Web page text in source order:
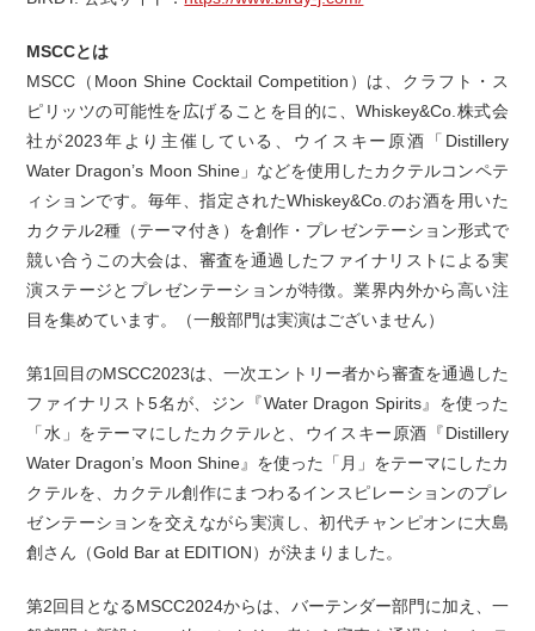
MSCCとは
MSCC（Moon Shine Cocktail Competition）は、クラフト・ス
ピリッツの可能性を広げることを目的に、Whiskey&Co.株式会
社が2023年より主催している、ウイスキー原酒「Distillery
Water Dragon’s Moon Shine」などを使用したカクテルコンペテ
ィションです。毎年、指定されたWhiskey&Co.のお酒を用いた
カクテル2種（テーマ付き）を創作・プレゼンテーション形式で
競い合うこの大会は、審査を通過したファイナリストによる実
演ステージとプレゼンテーションが特徴。業界内外から高い注
目を集めています。（一般部門は実演はございません）
第1回目のMSCC2023は、一次エントリー者から審査を通過した
ファイナリスト5名が、ジン『Water Dragon Spirits』を使った
「水」をテーマにしたカクテルと、ウイスキー原酒『Distillery
Water Dragon’s Moon Shine』を使った「月」をテーマにしたカ
クテルを、カクテル創作にまつわるインスピレーションのプレ
ゼンテーションを交えながら実演し、初代チャンピオンに大島
創さん（Gold Bar at EDITION）が決まりました。
第2回目となるMSCC2024からは、バーテンダー部門に加え、一